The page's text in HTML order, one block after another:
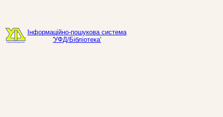
Інформаційно-пошукова система
'УФД/Бібліотека'